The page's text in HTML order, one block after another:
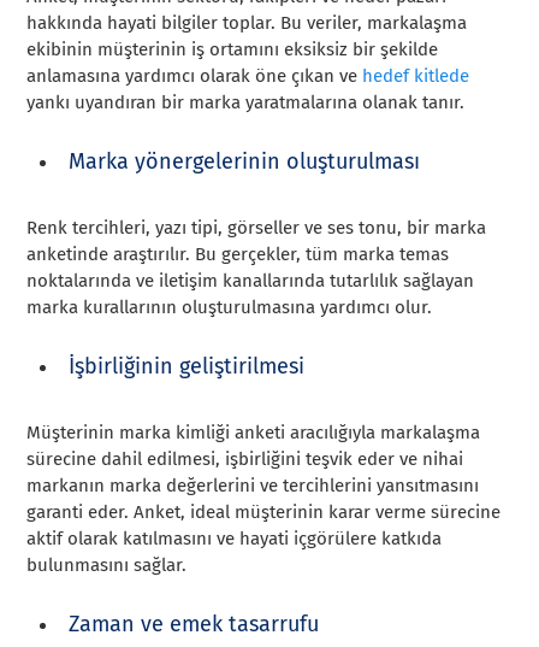
hakkında hayati bilgiler toplar. Bu veriler, markalaşma
ekibinin müşterinin iş ortamını eksiksiz bir şekilde
anlamasına yardımcı olarak öne çıkan ve hedef kitlede
yankı uyandıran bir marka yaratmalarına olanak tanır.
Marka yönergelerinin oluşturulması
Renk tercihleri, yazı tipi, görseller ve ses tonu, bir marka
anketinde araştırılır. Bu gerçekler, tüm marka temas
noktalarında ve iletişim kanallarında tutarlılık sağlayan
marka kurallarının oluşturulmasına yardımcı olur.
İşbirliğinin geliştirilmesi
Müşterinin marka kimliği anketi aracılığıyla markalaşma
sürecine dahil edilmesi, işbirliğini teşvik eder ve nihai
markanın marka değerlerini ve tercihlerini yansıtmasını
garanti eder. Anket, ideal müşterinin karar verme sürecine
aktif olarak katılmasını ve hayati içgörülere katkıda
bulunmasını sağlar.
Zaman ve emek tasarrufu